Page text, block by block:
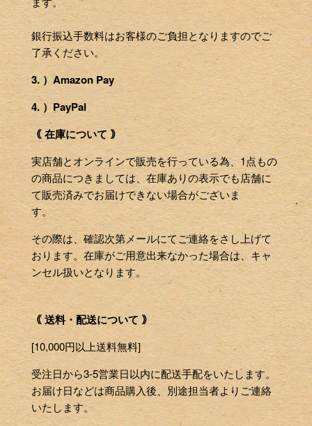
銀行振込手数料はお客様のご負担となりますのでご
了承ください。
3. ）Amazon Pay
4. ）PayPal
｟ 在庫について ｠
実店舗とオンラインで販売を行っている為、1点もの
の商品につきましては、在庫ありの表示でも店舗に
て販売済みでお届けできない場合がございま
す。
その際は、確認次第メールにてご連絡をさし上げて
おります。在庫がご用意出来なかった場合は、キャ
ンセル扱いとなります。
｟ 送料・配送について ｠
[10,000円以上送料無料]
受注日から3-5営業日以内に配送手配をいたします。
お届け日などは商品購入後、別途担当者よりご連絡
いたします。